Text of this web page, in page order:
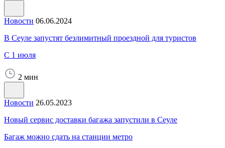
Новости 06.06.2024
В Сеуле запустят безлимитный проездной для туристов
С 1 июля
2 мин
Новости 26.05.2023
Новый сервис доставки багажа запустили в Сеуле
Багаж можно сдать на станции метро